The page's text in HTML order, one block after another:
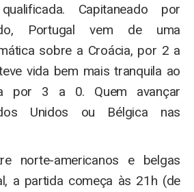
Capitaneado por
Portugal vem de uma
sobre a Croácia, por 2 a
vida bem mais tranquila ao
por 3 a 0. Quem avançar
Unidos ou Bélgica nas
norte-americanos e belgas
a partida começa às 21h (de